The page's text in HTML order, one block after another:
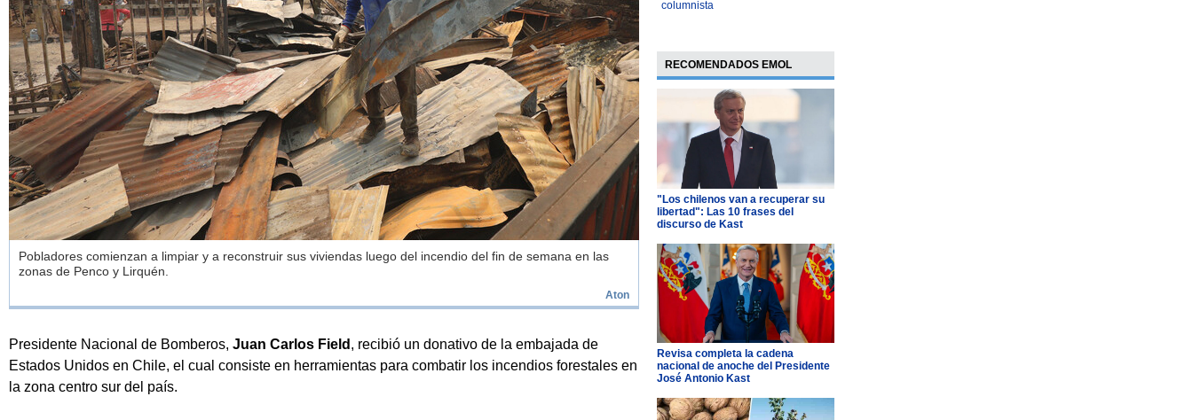
Pobladores comienzan a limpiar y a reconstruir sus viviendas luego del incendio del fin de semana en las
zonas de Penco y Lirquén.
Aton
Presidente Nacional de Bomberos, Juan Carlos Field , recibió un donativo de la embajada de
Estados Unidos en Chile, el cual consiste en herramientas para combatir los incendios forestales en
la zona centro sur del país.
RECOMENDADOS EMOL
"Los chilenos van a recuperar su
libertad": Las 10 frases del
discurso de Kast
Revisa completa la cadena
nacional de anoche del Presidente
José Antonio Kast